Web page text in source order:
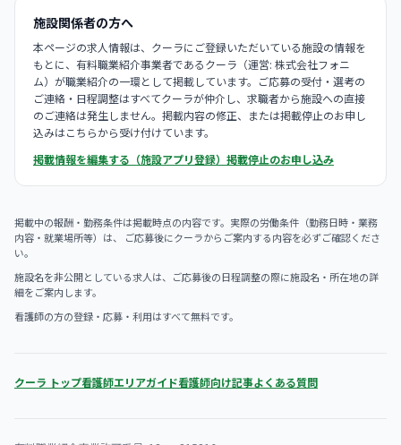
施設関係者の方へ
本ページの求人情報は、クーラにご登録いただいている施設の情報を
もとに、有料職業紹介事業者であるクーラ（運営: 株式会社フォニ
ム）が職業紹介の一環として掲載しています。ご応募の受付・選考の
ご連絡・日程調整はすべてクーラが仲介し、求職者から施設への直接
のご連絡は発生しません。掲載内容の修正、または掲載停止のお申し
込みはこちらから受け付けています。
掲載情報を編集する（施設アプリ登録） 掲載停止のお申し込み
掲載中の報酬・勤務条件は掲載時点の内容です。実際の労働条件（勤務日時・業務
内容・就業場所等）は、 ご応募後にクーラからご案内する内容を必ずご確認くださ
い。
施設名を非公開としている求人は、ご応募後の日程調整の際に施設名・所在地の詳
細をご案内します。
看護師の方の登録・応募・利用はすべて無料です。
クーラ トップ看護師エリアガイド看護師向け記事よくある質問